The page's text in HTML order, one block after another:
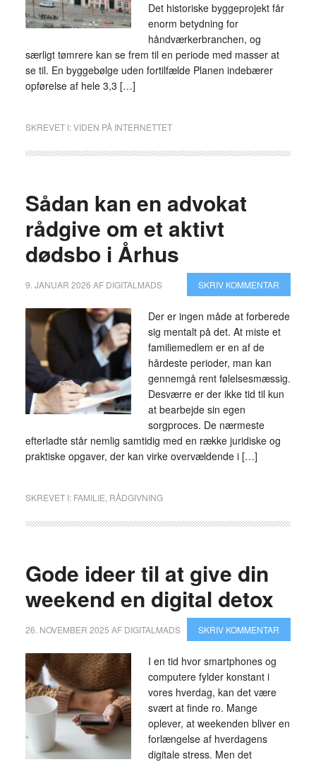
Det historiske byggeprojekt får
enorm betydning for
håndværkerbranchen, og
særligt tømrere kan se frem til en periode med masser at
se til. En byggebølge uden fortilfælde Planen indebærer
opførelse af hele 3,3 […]
SKREVET I:VIDEN PÅ INTERNETTET
Sådan kan en advokat
rådgive om et aktivt
dødsbo i Århus
9. JANUAR 2026 AF DIGITALMADS SKRIV KOMMENTAR
Der er ingen måde at forberede
sig mentalt på det. At miste et
familiemedlem er en af de
hårdeste perioder, man kan
gennemgå rent følelsesmæssig.
Desværre er der ikke tid til kun
at bearbejde sin egen
sorgproces. De nærmeste
efterladte står nemlig samtidig med en række juridiske og
praktiske opgaver, der kan virke overvældende i […]
SKREVET I: FAMILIE RÅDGIVNING
Gode ideer til at give din
weekend en digital detox
26. NOVEMBER 2025 AF DIGITALMADS SKRIV KOMMENTAR
I en tid hvor smartphones og
computere fylder konstant i
vores hverdag, kan det være
svært at finde ro. Mange
oplever, at weekenden bliver en
forlængelse af hverdagens
digitale stress. Men det